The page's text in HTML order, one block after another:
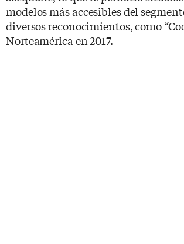
modelos más accesibles del
diversos reconocimientos, como
Norteamérica en 2017.